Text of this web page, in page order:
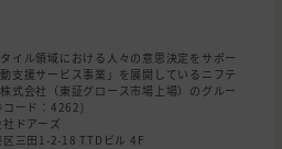
イル領域における人々の意思決定をサポー
支援サービス事業」を展開しているニフテ
式会社（東証グロース市場上場）のグルー
コード：4262)
ドアーズ
区三田1-2-18 TTDビル 4F